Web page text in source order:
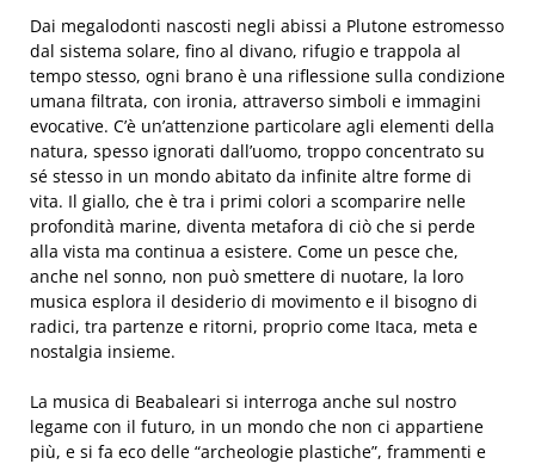
Dai megalodonti nascosti negli abissi a Plutone estromesso
dal sistema solare, fino al divano, rifugio e trappola al
tempo stesso, ogni brano è una riflessione sulla condizione
umana filtrata, con ironia, attraverso simboli e immagini
evocative. C’è un’attenzione particolare agli elementi della
natura, spesso ignorati dall’uomo, troppo concentrato su
sé stesso in un mondo abitato da infinite altre forme di
vita. Il giallo, che è tra i primi colori a scomparire nelle
profondità marine, diventa metafora di ciò che si perde
alla vista ma continua a esistere. Come un pesce che,
anche nel sonno, non può smettere di nuotare, la loro
musica esplora il desiderio di movimento e il bisogno di
radici, tra partenze e ritorni, proprio come Itaca, meta e
nostalgia insieme.
La musica di Beabaleari si interroga anche sul nostro
legame con il futuro, in un mondo che non ci appartiene
più, e si fa eco delle “archeologie plastiche”, frammenti e